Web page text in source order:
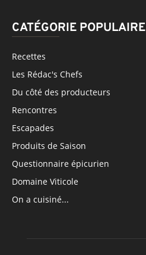
CATÉGORIE POPULAIRE
Recettes
Les Rédac's Chefs
Du côté des producteurs
Rencontres
Escapades
Produits de Saison
Questionnaire épicurien
Domaine Viticole
On a cuisiné...